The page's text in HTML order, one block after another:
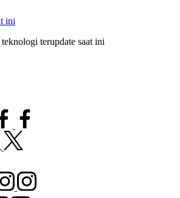
ini
terupdate saat ini